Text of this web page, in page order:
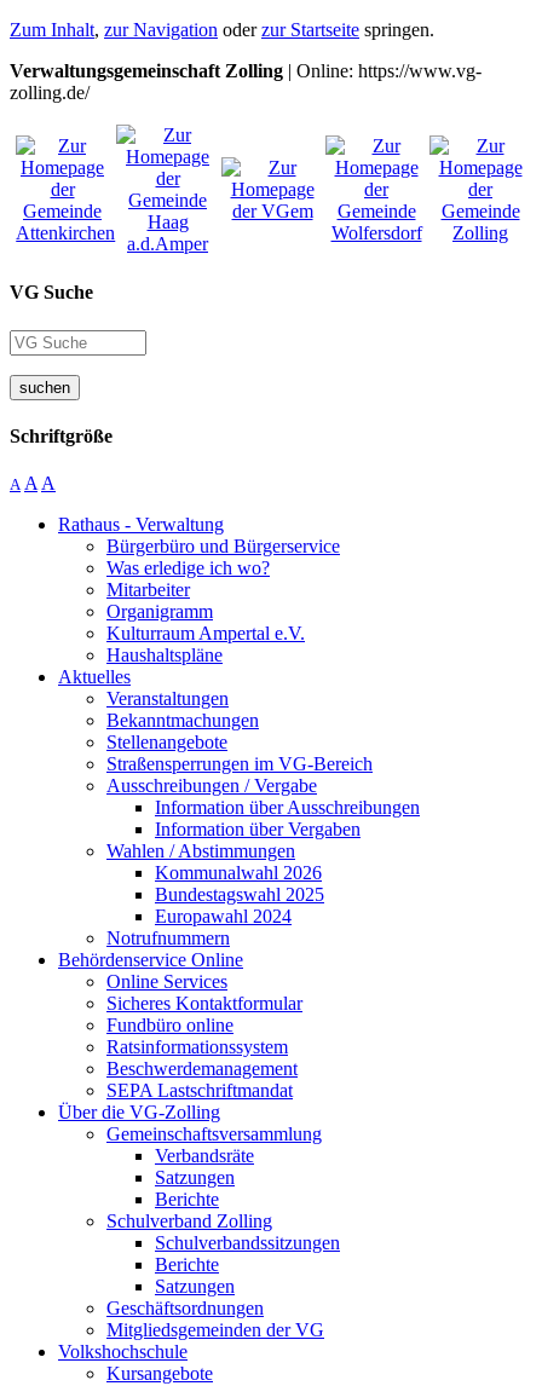
Zum Inhalt, zur Navigation oderzur Startseite springen.
Verwaltungsgemeinschaft Zolling | Online: https://www.vg-
zolling.de/
VG Suche
suchen
Schriftgröße
A A A
Rathaus - Verwaltung
Bürgerbüro und Bürgerservice
Was erledige ich wo?
Mitarbeiter
Organigramm
Kulturraum Ampertal e.V.
Haushaltspläne
Aktuelles
Veranstaltungen
Bekanntmachungen
Stellenangebote
Straßensperrungen im VG-Bereich
Ausschreibungen / Vergabe
Information über Ausschreibungen
Information über Vergaben
Wahlen / Abstimmungen
Kommunalwahl 2026
Bundestagswahl 2025
Europawahl 2024
Notrufnummern
Behördenservice Online
Online Services
Sicheres Kontaktformular
Fundbüro online
Ratsinformationssystem
Beschwerdemanagement
SEPA Lastschriftmandat
Über die VG-Zolling
Gemeinschaftsversammlung
Verbandsräte
Satzungen
Berichte
Schulverband Zolling
Schulverbandssitzungen
Berichte
Satzungen
Geschäftsordnungen
Mitgliedsgemeinden der VG
Volkshochschule
Kursangebote